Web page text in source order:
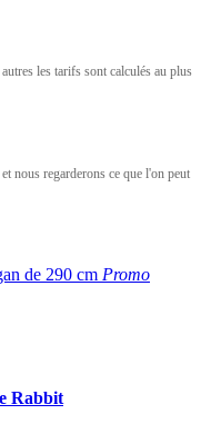
les tarifs sont calculés au plus
nous regarderons ce que l'on peut
Promo
Rabbit